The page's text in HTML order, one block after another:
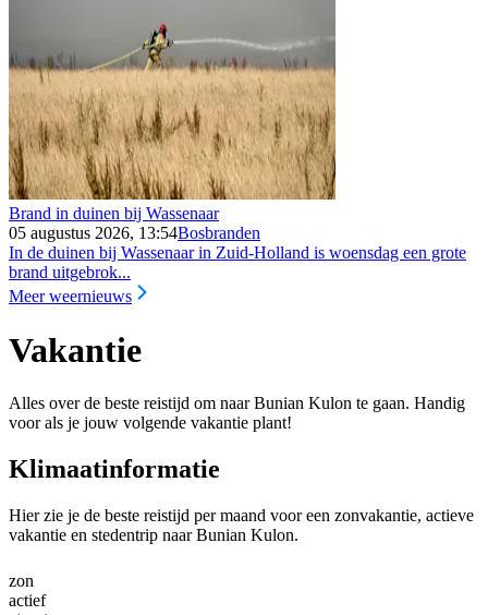
Brand in duinen bij Wassenaar
05 augustus 2026, 13:54Bosbranden
In de duinen bij Wassenaar in Zuid-Holland is woensdag een grote
brand uitgebrok...
Meer weernieuws
Vakantie
Alles over de beste reistijd om naar Bunian Kulon te gaan. Handig
voor als je jouw volgende vakantie plant!
Klimaatinformatie
Hier zie je de beste reistijd per maand voor een zonvakantie, actieve
vakantie en stedentrip naar Bunian Kulon.
zon
actief